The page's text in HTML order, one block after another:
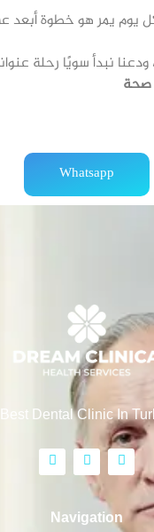
يوم يمر هو خطوة أبعد
ودعنا نبدأ سويًا رحلة
صحة
Whatsapp
Best Dental Clinic In
Navigation